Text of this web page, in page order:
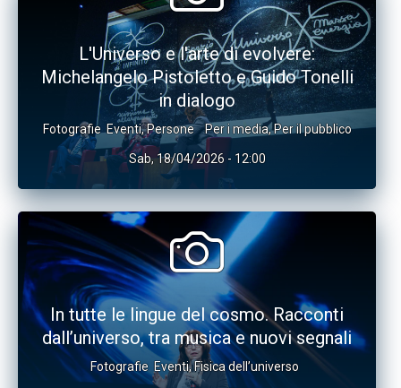
L'Universo e l'arte di evolvere:
Michelangelo Pistoletto e Guido Tonelli
in dialogo
Fotografie Eventi,Persone Per i media,Per il pubblico
Sab, 18/04/2026 - 12:00
In tutte le lingue del cosmo. Racconti
dall’universo, tra musica e nuovi segnali
Fotografie Eventi,Fisica dell’universo